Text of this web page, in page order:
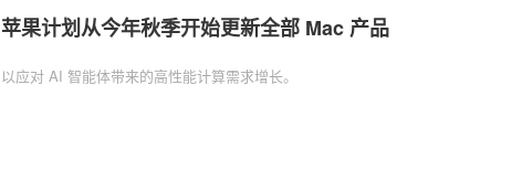
苹果计划从今年秋季开始更新全部 Mac 产品
以应对 AI 智能体带来的高性能计算需求增长。